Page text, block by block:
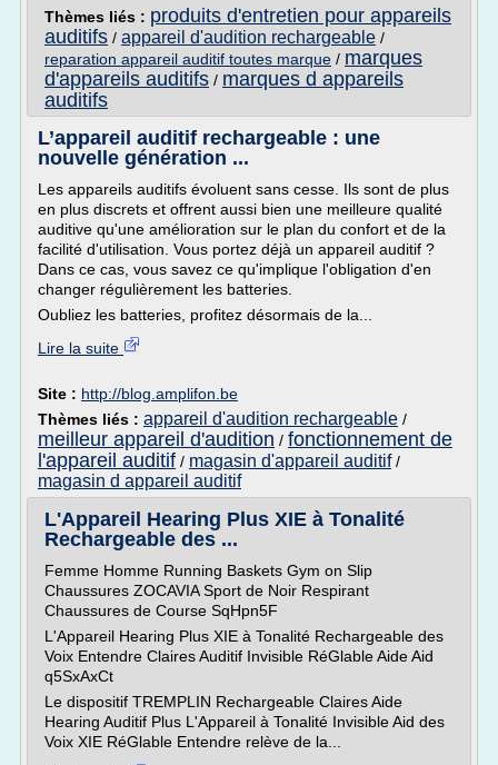
Thèmes liés : produits d'entretien pour appareils
auditifs / appareil d'audition rechargeable /
reparation appareil auditif toutes marque / marques
d'appareils auditifs / marques d appareils
auditifs
L’appareil auditif rechargeable : une
nouvelle génération ...
Les appareils auditifs évoluent sans cesse. Ils sont de plus
en plus discrets et offrent aussi bien une meilleure qualité
auditive qu'une amélioration sur le plan du confort et de la
facilité d'utilisation. Vous portez déjà un appareil auditif ?
Dans ce cas, vous savez ce qu'implique l'obligation d'en
changer régulièrement les batteries.
Oubliez les batteries, profitez désormais de la...
Lire la suite
Site : http://blog.amplifon.be
Thèmes liés : appareil d'audition rechargeable /
meilleur appareil d'audition / fonctionnement de
l'appareil auditif / magasin d'appareil auditif/
magasin d appareil auditif
L'Appareil Hearing Plus XIE à Tonalité
Rechargeable des ...
Femme Homme Running Baskets Gym on Slip
Chaussures ZOCAVIA Sport de Noir Respirant
Chaussures de Course SqHpn5F
L'Appareil Hearing Plus XIE à Tonalité Rechargeable des
Voix Entendre Claires Auditif Invisible RéGlable Aide Aid
q5SxAxCt
Le dispositif TREMPLIN Rechargeable Claires Aide
Hearing Auditif Plus L'Appareil à Tonalité Invisible Aid des
Voix XIE RéGlable Entendre relève de la...